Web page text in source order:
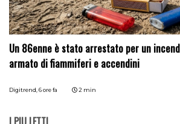
Un 86enne è stato arrestato per un
armato di fiammiferi e accendini
Digitrend, 6 ore fa 2 min